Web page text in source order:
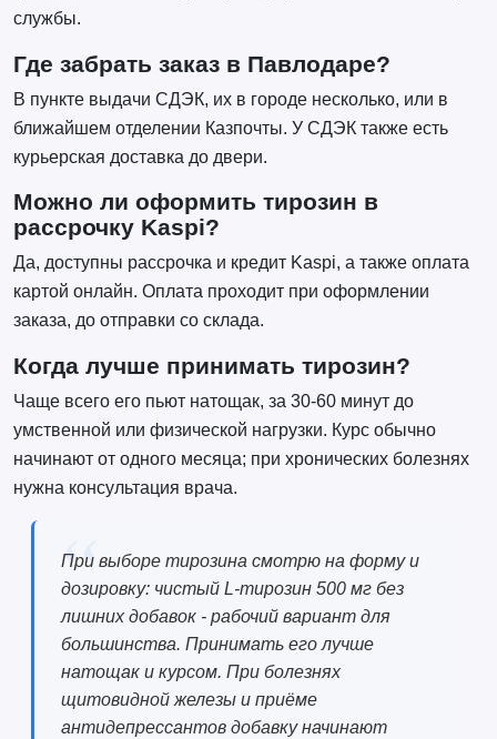
службы.
Где забрать заказ в Павлодаре?
В пункте выдачи СДЭК, их в городе несколько, или в
ближайшем отделении Казпочты. У СДЭК также есть
курьерская доставка до двери.
Можно ли оформить тирозин в
рассрочку Kaspi?
Да, доступны рассрочка и кредит Kaspi, а также оплата
картой онлайн. Оплата проходит при оформлении
заказа, до отправки со склада.
Когда лучше принимать тирозин?
Чаще всего его пьют натощак, за 30-60 минут до
умственной или физической нагрузки. Курс обычно
начинают от одного месяца; при хронических болезнях
нужна консультация врача.
При выборе тирозина смотрю на форму и
дозировку: чистый L-тирозин 500 мг без
лишних добавок - рабочий вариант для
большинства. Принимать его лучше
натощак и курсом. При болезнях
щитовидной железы и приёме
антидепрессантов добавку начинают